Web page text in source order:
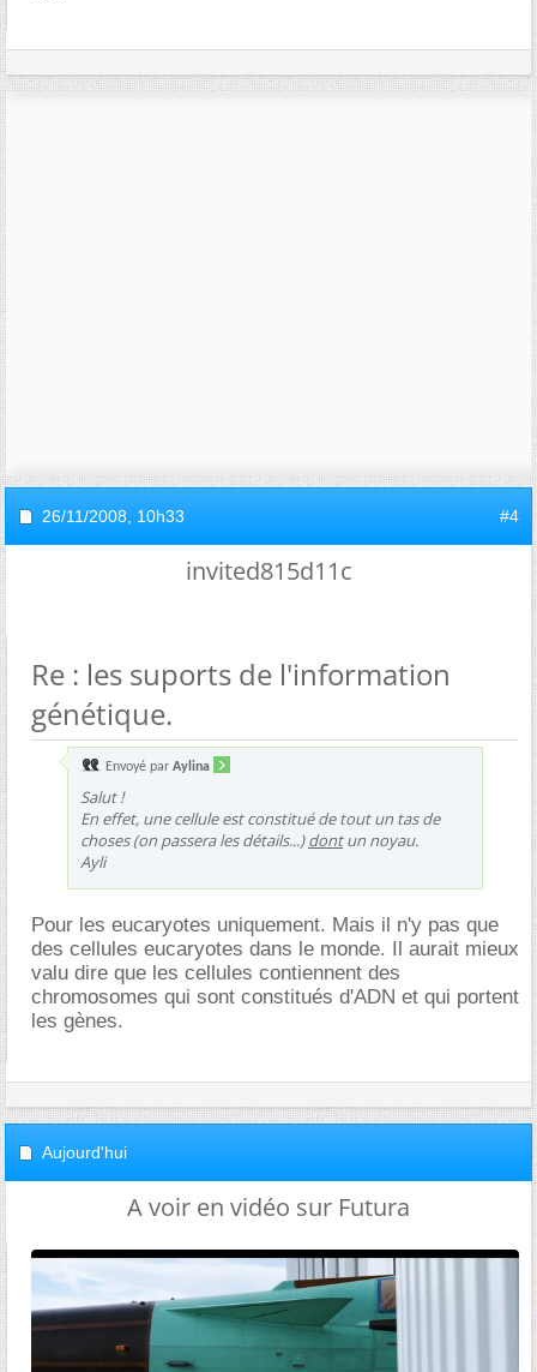
26/11/2008, 10h33 #4
invited815d11c
Re : les suports de l'information
génétique.
Envoyé par Aylina
Salut !
En effet, une cellule est constitué de tout un tas de
choses (on passera les détails...)dontun noyau.
Ayli
Pour les eucaryotes uniquement. Mais il n'y pas que
des cellules eucaryotes dans le monde. Il aurait mieux
valu dire que les cellules contiennent des
chromosomes qui sont constitués d'ADN et qui portent
les gènes.
Aujourd'hui
A voir en vidéo sur Futura